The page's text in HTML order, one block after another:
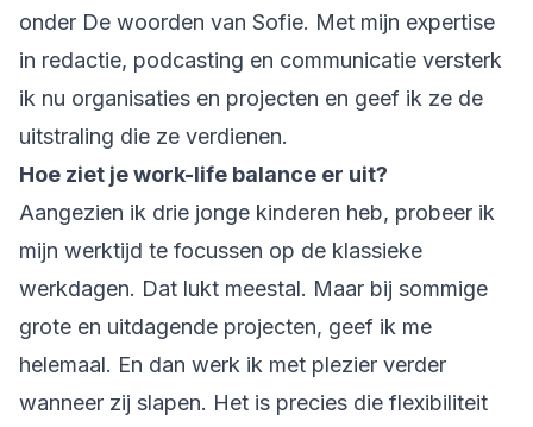
onder De woorden van Sofie. Met mijn expertise
in redactie, podcasting en communicatie versterk
ik nu organisaties en projecten en geef ik ze de
uitstraling die ze verdienen.
Hoe ziet je work-life balance er uit?
Aangezien ik drie jonge kinderen heb, probeer ik
mijn werktijd te focussen op de klassieke
werkdagen. Dat lukt meestal. Maar bij sommige
grote en uitdagende projecten, geef ik me
helemaal. En dan werk ik met plezier verder
wanneer zij slapen. Het is precies die flexibiliteit